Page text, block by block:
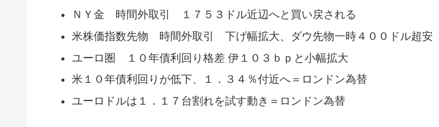
ＮＹ金 時間外取引 １７５３ドル近辺へと買い戻される
米株価指数先物 時間外取引 下げ幅拡大、ダウ先物一時４００ドル超安
ユーロ圏 １０年債利回り格差 伊１０３ｂｐと小幅拡大
米１０年債利回りが低下、１．３４％付近へ＝ロンドン為替
ユーロドルは１．１７台割れを試す動き＝ロンドン為替